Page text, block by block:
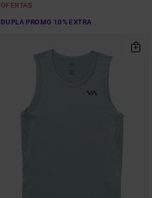
OFERTAS
DUPLA PROMO 10% EXTRA